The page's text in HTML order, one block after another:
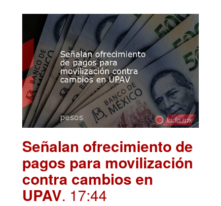
Señalan ofrecimiento de
pagos para movilización
contra cambios en
UPAV. 17:44